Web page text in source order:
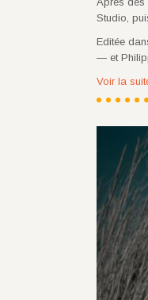
Studio,
Editée
— et
Voir la